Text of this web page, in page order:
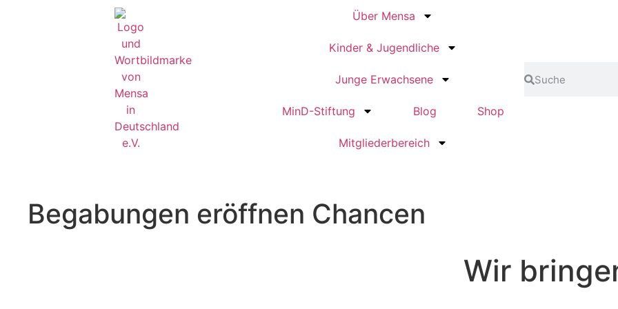
Über Mensa
Kinder & Jugendliche
Junge Erwachsene
MinD-Stiftung Blog Shop
Mitgliederbereich
+++ Aktuelles zu Feriencamps für Kids &
Begabungen eröffnen Chancen​
Wir